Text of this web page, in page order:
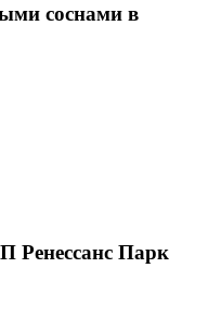
соснами в
Ренессанс Парк